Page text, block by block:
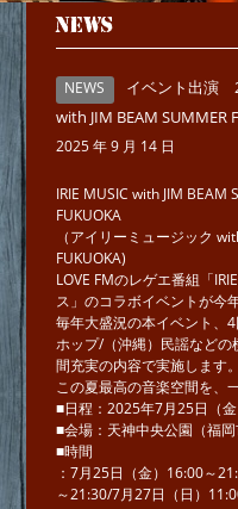
NEWS
NEWS
イベント出演
with JIM BEAM SUMMER
2025 年 9 月 14 日
IRIE MUSIC with JIM BEAM
FUKUOKA
（アイリーミュージック
FUKUOKA)
LOVE FMのレゲエ番組「
ス」のコラボイベントが今
毎年大盛況の本イベント、
ホップ/（沖縄）民謡など
間充実の内容で実施します。
この夏最高の音楽空間を、
■日程：2025年7月25日（
■会場：天神中央公園（福岡
■時間
：7月25日（金）16:00～
～21:30/7月27日（日）